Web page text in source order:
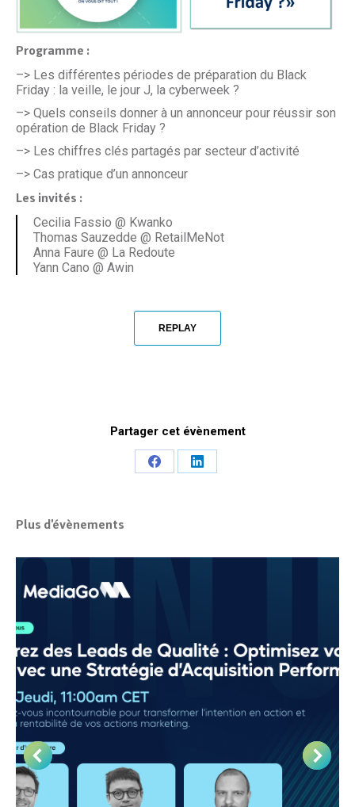
Programme :
–> Les différentes périodes de préparation du Black
Friday : la veille, le jour J, la cyberweek ?
–> Quels conseils donner à un annonceur pour réussir son
opération de Black Friday ?
–> Les chiffres clés partagés par secteur d’activité
–> Cas pratique d’un annonceur
Les invités :
Cecilia Fassio @ Kwanko
Thomas Sauzedde @ RetailMeNot
Anna Faure @ La Redoute
Yann Cano @ Awin
REPLAY
Partager cet évènement
Share
Share
Plus d'évènements